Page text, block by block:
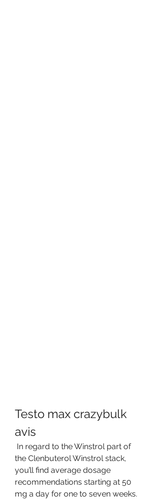
Testo max crazybulk
avis
the Clenbuterol Winstrol stack,
you’ll find average dosage
recommendations starting at 50
mg a day for one to seven weeks.